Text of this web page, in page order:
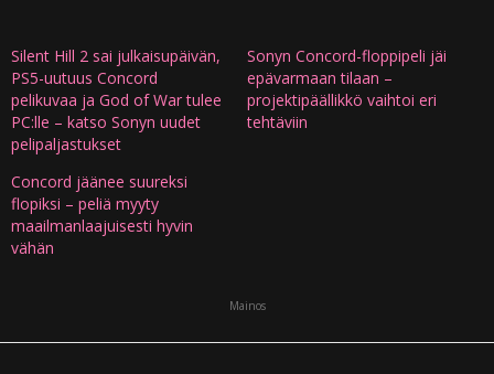
Silent Hill 2 sai julkaisupäivän,
PS5-uutuus Concord
pelikuvaa ja God of War tulee
PC:lle – katso Sonyn uudet
pelipaljastukset
Sonyn Concord-floppipeli jäi
epävarmaan tilaan –
projektipäällikkö vaihtoi eri
tehtäviin
Concord jäänee suureksi
flopiksi – peliä myyty
maailmanlaajuisesti hyvin
vähän
Mainos